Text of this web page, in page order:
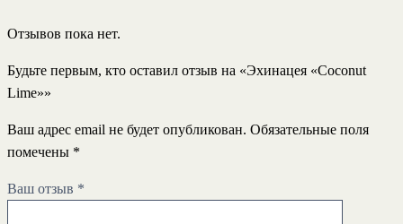
Отзывов пока нет.
Будьте первым, кто оставил отзыв на «Эхинацея «Coconut
Lime»»
Ваш адрес email не будет опубликован. Обязательные поля
помечены *
Ваш отзыв *